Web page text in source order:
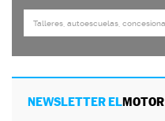
NEWSLETTER ELMOTOR